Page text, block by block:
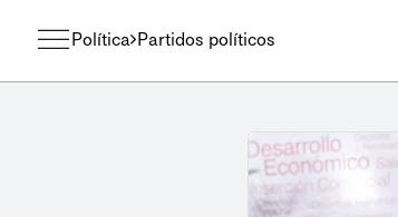
Política Partidos políticos